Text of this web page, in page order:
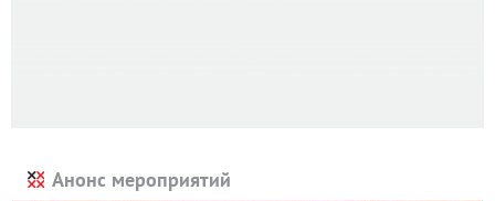
Анонс мероприятий